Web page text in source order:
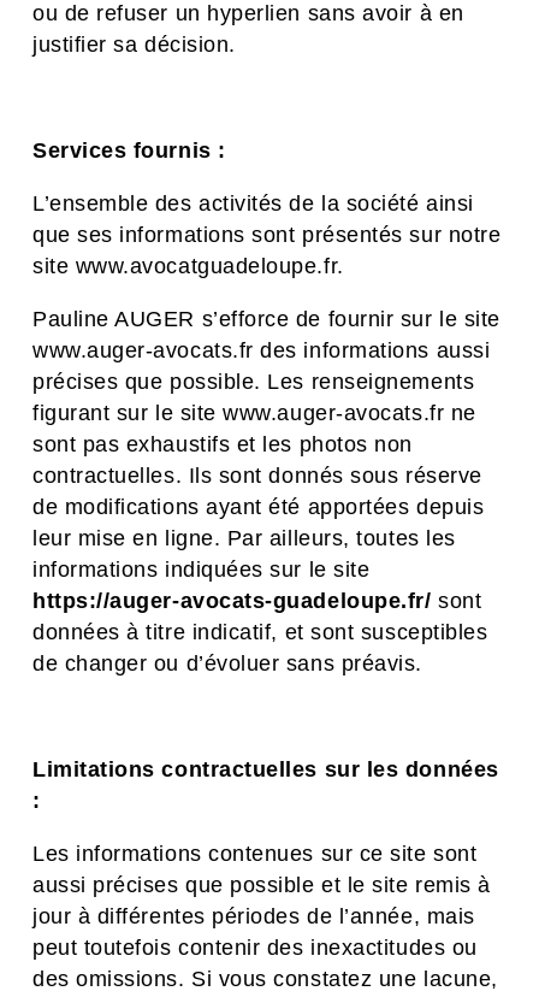
ou de refuser un hyperlien sans avoir à en
justifier sa décision.
Services fournis :
L’ensemble des activités de la société ainsi
que ses informations sont présentés sur notre
site www.avocatguadeloupe.fr.
Pauline AUGER s’efforce de fournir sur le site
www.auger-avocats.fr des informations aussi
précises que possible. Les renseignements
figurant sur le site www.auger-avocats.fr ne
sont pas exhaustifs et les photos non
contractuelles. Ils sont donnés sous réserve
de modifications ayant été apportées depuis
leur mise en ligne. Par ailleurs, toutes les
informations indiquées sur le site
https://auger-avocats-guadeloupe.fr/ sont
données à titre indicatif, et sont susceptibles
de changer ou d’évoluer sans préavis.
Limitations contractuelles sur les données
:
Les informations contenues sur ce site sont
aussi précises que possible et le site remis à
jour à différentes périodes de l’année, mais
peut toutefois contenir des inexactitudes ou
des omissions. Si vous constatez une lacune,